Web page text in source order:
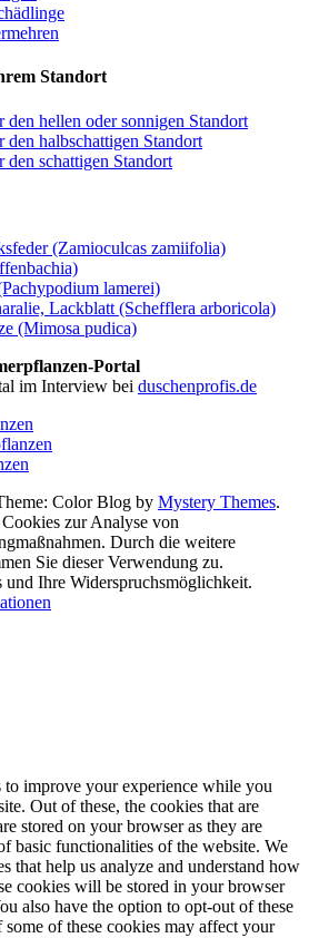
Standort
hellen oder sonnigen Standort
halbschattigen Standort
schattigen Standort
(Zamioculcas zamiifolia)
lamerei)
Lackblatt (Schefflera arboricola)
(Mimosa pudica)
Portal
im Interview bei duschenprofis.de
Color Blog by Mystery Themes.
zur Analyse von
Durch die weitere
Sie dieser Verwendung zu.
Ihre Widerspruchsmöglichkeit.
to improve your experience while you
Out of these, the cookies that are
stored on your browser as they are
basic functionalities of the website. We
that help us analyze and understand how
cookies will be stored in your browser
also have the option to opt-out of these
of these cookies may affect your